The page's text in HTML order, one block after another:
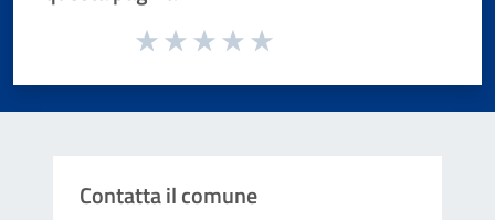
Valuta da 1 a 5 stelle la pagina
Contatta il comune